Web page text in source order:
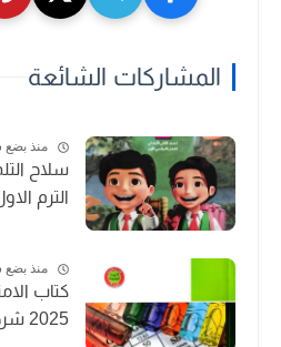
المشاركات الشائعة
منذ
سلاح
الترم الاول
منذ
كتاب
2025 شرح